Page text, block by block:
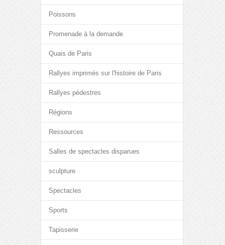
Poissons
Promenade à la demande
Quais de Paris
Rallyes imprimés sur l'histoire de Paris
Rallyes pédestres
Régions
Ressources
Salles de spectacles disparues
sculpture
Spectacles
Sports
Tapisserie